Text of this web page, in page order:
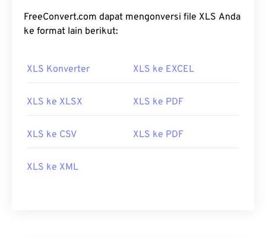
FreeConvert.com dapat mengonversi file XLS Anda
ke format lain berikut:
XLS Konverter XLS ke EXCEL
XLS ke XLSX XLS ke PDF
XLS ke CSV XLS ke PDF
XLS ke XML